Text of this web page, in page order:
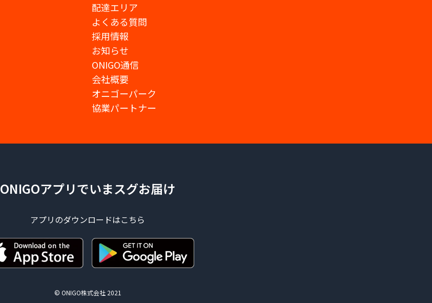
配達エリア
よくある質問
採用情報
お知らせ
ONIGO通信
会社概要
オニゴーパーク
協業パートナー
ONIGOアプリでいまスグお届け
アプリのダウンロードはこちら
© ONIGO株式会社 2021